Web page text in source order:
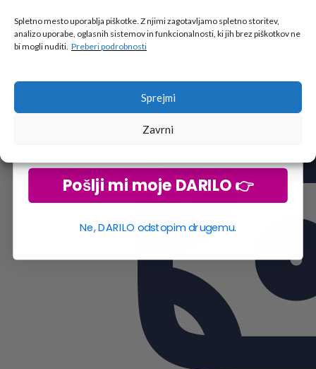
Spletno mesto uporablja piškotke. Z njimi zagotavljamo spletno storitev,
analizo uporabe, oglasnih sistemov in funkcionalnosti, ki jih brez piškotkov ne
bi mogli nuditi. Preberi podrobnosti
Sprejmi
Zavrni
🎁 DARILO
Vpiši podatke za prejem darila
Pošlji mi moje DARILO 👉
Ne, DARILO odstopim drugemu.